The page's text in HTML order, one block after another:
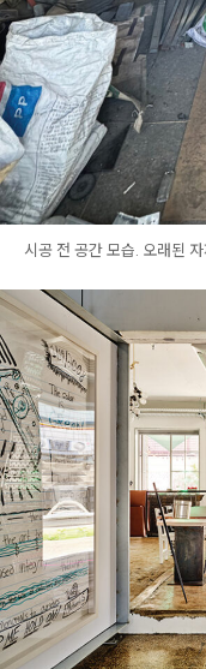
시공 전 공간 모습. 오래된